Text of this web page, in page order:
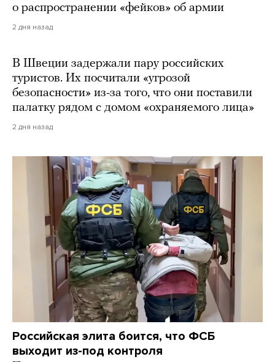
о распространении «фейков» об армии
2 дня назад
В Швеции задержали пару российских
туристов. Их посчитали «угрозой
безопасности» из-за того, что они поставили
палатку рядом с домом «охраняемого лица»
2 дня назад
Российская элита боится, что ФСБ
выходит из-под контроля